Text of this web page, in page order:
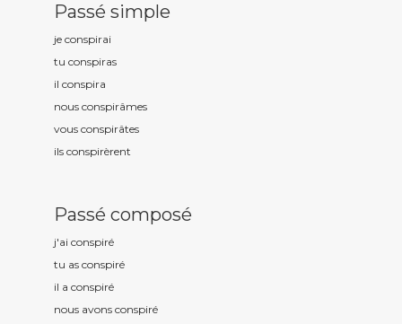
Passé simple
je conspirai
tu conspiras
il conspira
nous conspirâmes
vous conspirâtes
ils conspirèrent
Passé composé
j'ai conspiré
tu as conspiré
il a conspiré
nous avons conspiré